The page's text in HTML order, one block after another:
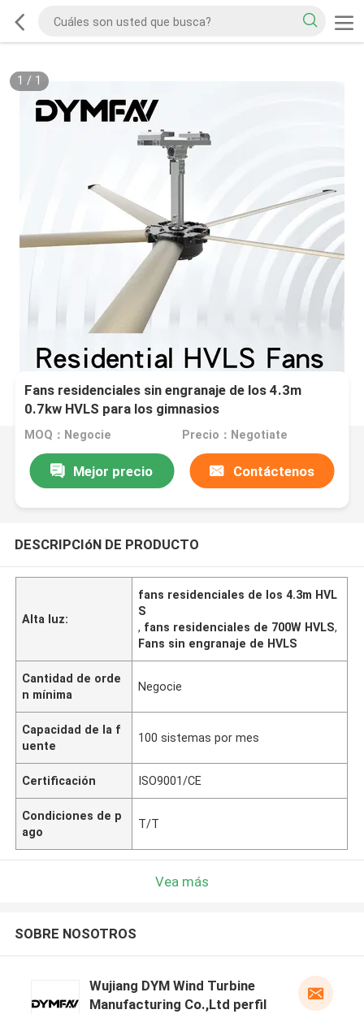
1 / 1
Fans residenciales sin engranaje de los 4.3m
0.7kw HVLS para los gimnasios
MOQ：Negocie Precio：Negotiate
Mejor precio Contáctenos
DESCRIPCIóN DE PRODUCTO
Alta luz:
fans residenciales de los 4.3m HVL
S
, fans residenciales de 700W HVLS,
Fans sin engranaje de HVLS
Cantidad de orde
n mínima
Negocie
Capacidad de la f
uente
100 sistemas por mes
Certificación ISO9001/CE
Condiciones de p
ago
T/T
Vea más
SOBRE NOSOTROS
Wujiang DYM Wind Turbine
Manufacturing Co.,Ltd perfil